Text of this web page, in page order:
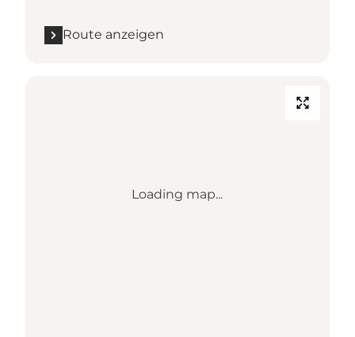
Route anzeigen
Loading map...